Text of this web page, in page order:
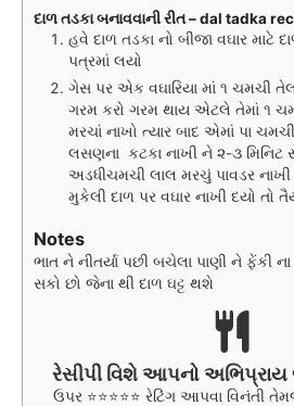
દાળ તડકા બનાવવાની રીત – dal tadka
હવે દાળ તડકા નો બીજા વઘાર માટે
પત્રમાં લયો
ગેસ પર એક વઘારિયા માં ૧ ચમચી
ગરમ કરો ગરમ થાય એટલે તેમાં ૧
મરચાં નાખો ત્યાર બાદ એમાં પા
લસણના કટકા નાખી ને ૨-૩
અડધીચમચી લાલ મરચું પાવડર નાખી
મુકેલી દાળ પર વઘાર નાખી દયો તો
Notes
ભાત ને નીતર્યા પછી બચેલા પાણી ને ફેંકી
સકો છો જેના થી દાળ ઘટ્ટ થશે
રેસીપી વિશે આપનો
ઉપર ⭐⭐⭐⭐⭐ રેટિંગ આપવા વિનંતી